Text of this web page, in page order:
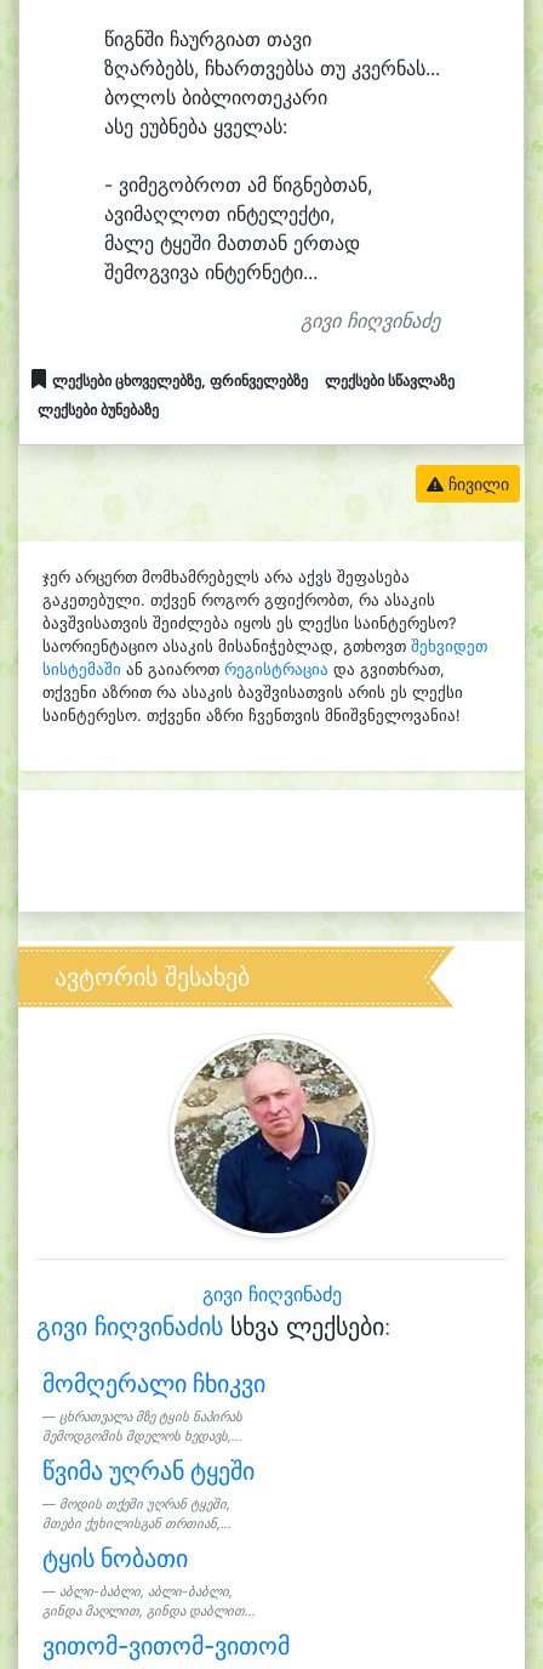
წიგნში ჩაურგიათ თავი
ზღარბებს, ჩხართვებსა თუ კვერნას...
ბოლოს ბიბლიოთეკარი
ასე ეუბნება ყველას:
- ვიმეგობროთ ამ წიგნებთან,
ავიმაღლოთ ინტელექტი,
მალე ტყეში მათთან ერთად
შემოგვივა ინტერნეტი...
გივი ჩიღვინაძე
ლექსები ცხოველებზე, ფრინველებზე
ლექსები სწავლაზე
ლექსები ბუნებაზე
ჩივილი
ჯერ არცერთ მომხამრებელს არა აქვს შეფასება
გაკეთებული. თქვენ როგორ გფიქრობთ, რა ასაკის
ბავშვისათვის შეიძლება იყოს ეს ლექსი საინტერესო?
საორიენტაციო ასაკის მისანიჭებლად, გთხოვთ შეხვიდეთ
სისტემაში ან გაიაროთ რეგისტრაცია და გვითხრათ,
თქვენი აზრით რა ასაკის ბავშვისათვის არის ეს ლექსი
საინტერესო. თქვენი აზრი ჩვენთვის მნიშვნელოვანია!
ავტორის შესახებ
გივი ჩიღვინაძე
გივი ჩიღვინაძის სხვა ლექსები:
მომღერალი ჩხიკვი
ცხრათვალა მზე ტყის ნაპირას
შემოდგომის მდელოს ხედავს,...
წვიმა უღრან ტყეში
მოდის თქეში უღრან ტყეში,
მთები ქუხილისგან თრთიან,...
ტყის ნობათი
აბლი-ბაბლი, აბლი-ბაბლი,
გინდა მაღლით, გინდა დაბლით...
ვითომ-ვითომ-ვითომ